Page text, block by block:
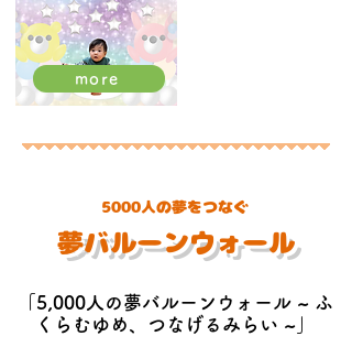
more
5000人の夢をつなぐ
​夢バルーンウォール
「5,000人の夢バルーンウォール ~ ふ
くらむゆめ、つなげるみらい ~」